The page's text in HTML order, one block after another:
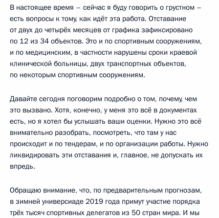
В настоящее время – сейчас я буду говорить о грустном –
есть вопросы к тому, как идёт эта работа. Отставание
от двух до четырёх месяцев от графика зафиксировано
по 12 из 34 объектов. Это и по спортивным сооружениям,
и по медицинским, в частности нарушены сроки краевой
клинической больницы, двух транспортных объектов,
по некоторым спортивным сооружениям.
Давайте сегодня поговорим подробно о том, почему, чем
это вызвано. Хотя, конечно, у меня это всё в документах
есть, но я хотел бы услышать ваши оценки. Нужно это всё
внимательно разобрать, посмотреть, что там у нас
происходит и по тендерам, и по организации работы. Нужно
ликвидировать эти отставания и, главное, не допускать их
впредь.
Обращаю внимание, что, по предварительным прогнозам,
в зимней универсиаде 2019 года примут участие порядка
трёх тысяч спортивных делегатов из 50 стран мира. И мы